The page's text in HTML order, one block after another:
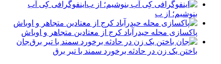
اینفوگرافی کِی آب
بنوشیم؛ از ب
پاکسازی محله حیدرآباد کرج از معتادین متجاهر و اوباش
جان
باختن یک زن در حادثه برخورد سمند با تیر برق